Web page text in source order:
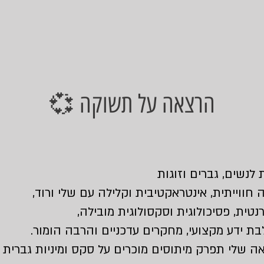
💞 הרצאה על תשוקה
לנשים, גברים וזוגות
חווייתית, אינטראקטיבית וקלילה עם שלי ורוד,
פסיכולוגית וסקסולוגית מובילה,
ידע מקצועי, מחקרים עדכניים והרבה הומור.
שלי תפרק מיתוסים מוכרים על סקס ומיניות גברית